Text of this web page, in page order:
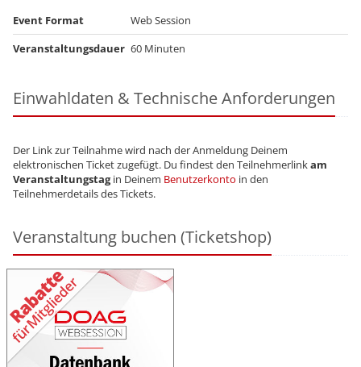
Event Format
Web Session
Veranstaltungsdauer 60 Minuten
Einwahldaten & Technische Anforderungen
Der Link zur Teilnahme wird nach der Anmeldung Deinem
elektronischen Ticket zugefügt. Du findest den Teilnehmerlinkam
Veranstaltungstagin Deinem Benutzerkonto in den
Teilnehmerdetails des Tickets.
Veranstaltung buchen (Ticketshop)